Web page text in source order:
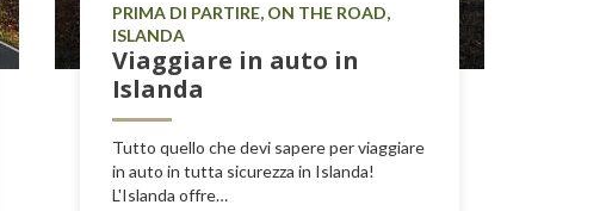
PRIMA DI PARTIRE, ON THE ROAD,
ISLANDA
Viaggiare in auto in
Islanda
Tutto quello che devi sapere per viaggiare
in auto in tutta sicurezza in Islanda!
L'Islanda offre…